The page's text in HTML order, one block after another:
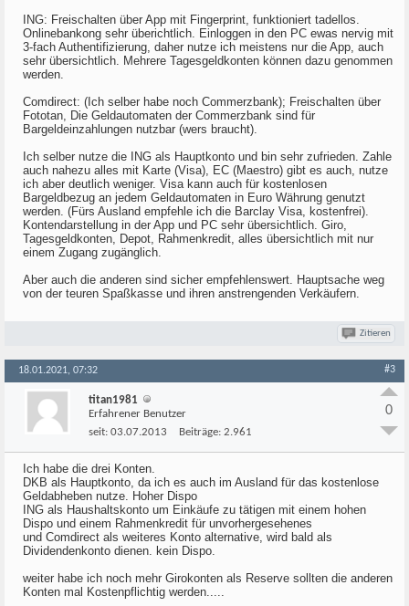
ING: Freischalten über App mit Fingerprint, funktioniert tadellos.
Onlinebankong sehr überichtlich. Einloggen in den PC ewas nervig mit
3-fach Authentifizierung, daher nutze ich meistens nur die App, auch
sehr übersichtlich. Mehrere Tagesgeldkonten können dazu genommen
werden.
Comdirect: (Ich selber habe noch Commerzbank); Freischalten über
Fototan, Die Geldautomaten der Commerzbank sind für
Bargeldeinzahlungen nutzbar (wers braucht).
Ich selber nutze die ING als Hauptkonto und bin sehr zufrieden. Zahle
auch nahezu alles mit Karte (Visa), EC (Maestro) gibt es auch, nutze
ich aber deutlich weniger. Visa kann auch für kostenlosen
Bargeldbezug an jedem Geldautomaten in Euro Währung genutzt
werden. (Fürs Ausland empfehle ich die Barclay Visa, kostenfrei).
Kontendarstellung in der App und PC sehr übersichtlich. Giro,
Tagesgeldkonten, Depot, Rahmenkredit, alles übersichtlich mit nur
einem Zugang zugänglich.
Aber auch die anderen sind sicher empfehlenswert. Hauptsache weg
von der teuren Spaßkasse und ihren anstrengenden Verkäufern.
Zitieren
18.01.2021, 07:32 #3
titan1981
Erfahrener Benutzer
seit: 03.07.2013 Beiträge: 2.961
0
Ich habe die drei Konten.
DKB als Hauptkonto, da ich es auch im Ausland für das kostenlose
Geldabheben nutze. Hoher Dispo
ING als Haushaltskonto um Einkäufe zu tätigen mit einem hohen
Dispo und einem Rahmenkredit für unvorhergesehenes
und Comdirect als weiteres Konto alternative, wird bald als
Dividendenkonto dienen. kein Dispo.
weiter habe ich noch mehr Girokonten als Reserve sollten die anderen
Konten mal Kostenpflichtig werden.....